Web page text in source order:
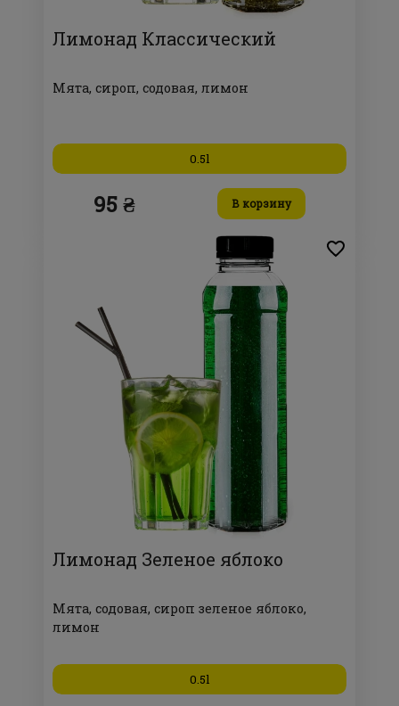
Лимонад Классический
Мята, сироп, содовая, лимон
0.5l
95 ₴ В корзину
Лимонад Зеленое яблоко
Мята, содовая, сироп зеленое яблоко,
лимон
0.5l